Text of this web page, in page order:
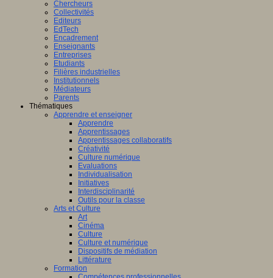
Chercheurs
Collectivités
Editeurs
EdTech
Encadrement
Enseignants
Entreprises
Etudiants
Filières industrielles
Institutionnels
Médiateurs
Parents
Thématiques
Apprendre et enseigner
Apprendre
Apprentissages
Apprentissages collaboratifs
Créativité
Culture numérique
Evaluations
Individualisation
Initiatives
Interdisciplinarité
Outils pour la classe
Arts et Culture
Art
Cinéma
Culture
Culture et numérique
Dispositifs de médiation
Littérature
Formation